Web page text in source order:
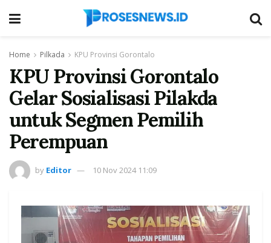
Home Pilkada KPU Provinsi Gorontalo
KPU Provinsi Gorontalo
Gelar Sosialisasi Pilakda
untuk Segmen Pemilih
Perempuan
by Editor 10 Nov 2024 11:09